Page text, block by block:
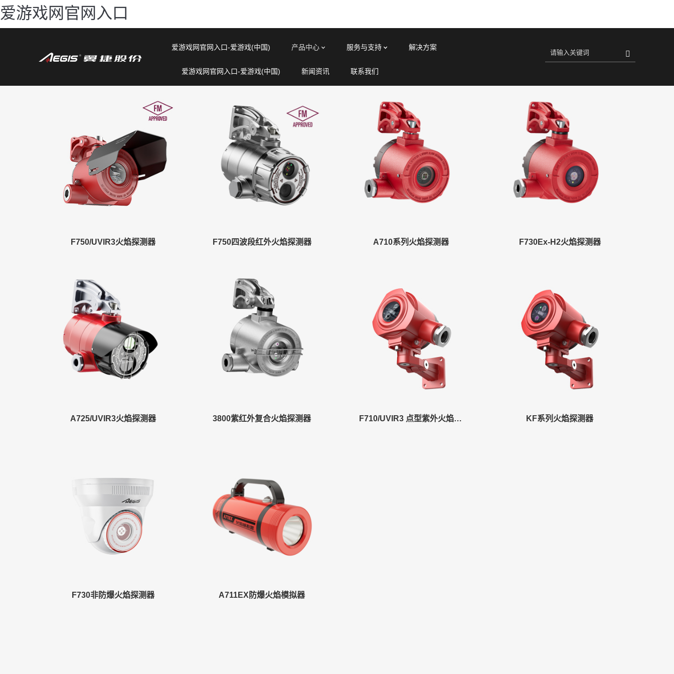
爱游戏网官网入口
爱游戏网官网入口-爱游戏(中国) 产品中心 服务与支持 解决方案
爱游戏网官网入口-爱游戏(中国) 新闻资讯 联系我们
F750/UVIR3火焰探测器 F750四波段红外火焰探测器 A710系列火焰探测器 F730Ex-H2火焰探测器
A725/UVIR3火焰探测器 3800紫红外复合火焰探测器 F710/UVIR3 点型紫外火焰探测器 KF系列火焰探测器
F730非防爆火焰探测器 A711EX防爆火焰模拟器